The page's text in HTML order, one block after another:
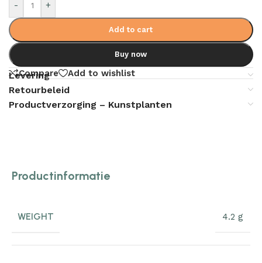
- +
Add to cart
Buy now
Compare Add to wishlist
Levering
Retourbeleid
Productverzorging – Kunstplanten
Productinformatie
WEIGHT 4.2 g